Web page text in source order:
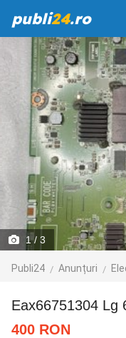
publi24.ro
1/ 3
Publi24 Anunțuri
Eax66751304 Lg
400 RON